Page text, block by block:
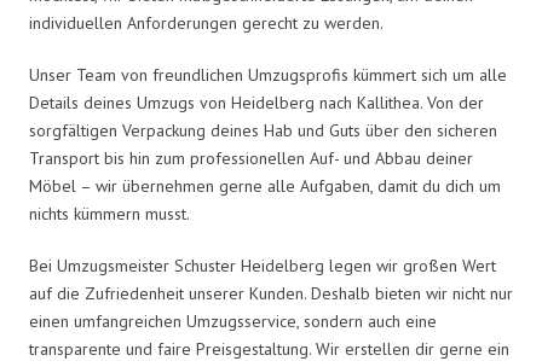
individuellen Anforderungen gerecht zu werden.
Unser Team von freundlichen Umzugsprofis kümmert sich um alle
Details deines Umzugs von Heidelberg nach Kallithea. Von der
sorgfältigen Verpackung deines Hab und Guts über den sicheren
Transport bis hin zum professionellen Auf- und Abbau deiner
Möbel – wir übernehmen gerne alle Aufgaben, damit du dich um
nichts kümmern musst.
Bei Umzugsmeister Schuster Heidelberg legen wir großen Wert
auf die Zufriedenheit unserer Kunden. Deshalb bieten wir nicht nur
einen umfangreichen Umzugsservice, sondern auch eine
transparente und faire Preisgestaltung. Wir erstellen dir gerne ein